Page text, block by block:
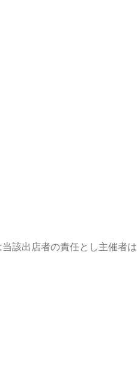
該出店者の責任とし主催者は